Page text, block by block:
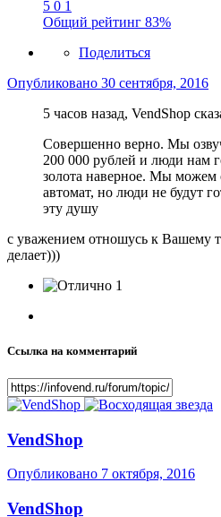
5 0 1
Общий рейтинг 83%
Поделиться
Опубликовано 30 сентября, 2016
5 часов назад, VendShop
Совершенно верно. Мы
200 000 рублей и люди нам
золота наверное. Мы
автомат, но люди не будут
эту душу
с уважением отношусь к Вашему
делает)))
1
Ссылка на комментарий
VendShop
Опубликовано 7 октября, 2016
VendShop